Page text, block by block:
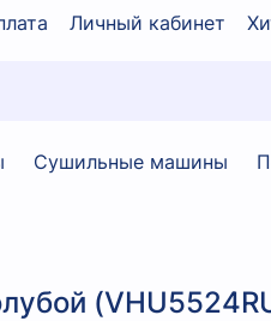
Личный кабинет
Сушильные машины